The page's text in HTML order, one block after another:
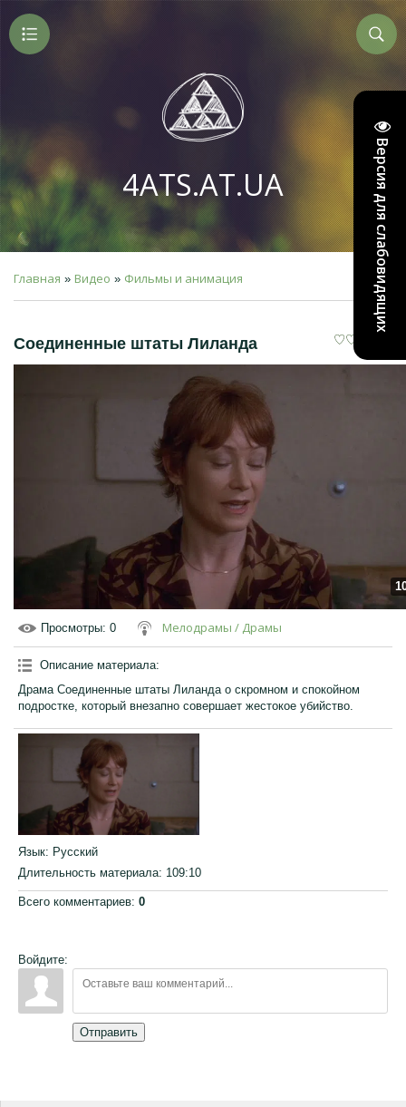
Версия для слабовидящих
4ATS.AT.UA
Главная » Видео » Фильмы и анимация
Соединенные штаты Лиланда
Просмотры: 0 Мелодрамы / Драмы
Описание материала:
Драма Соединенные штаты Лиланда о скромном и спокойном
подростке, который внезапно совершает жестокое убийство.
Язык: Русский
Длительность материала: 109:10
Всего комментариев: 0
Войдите:
Отправить